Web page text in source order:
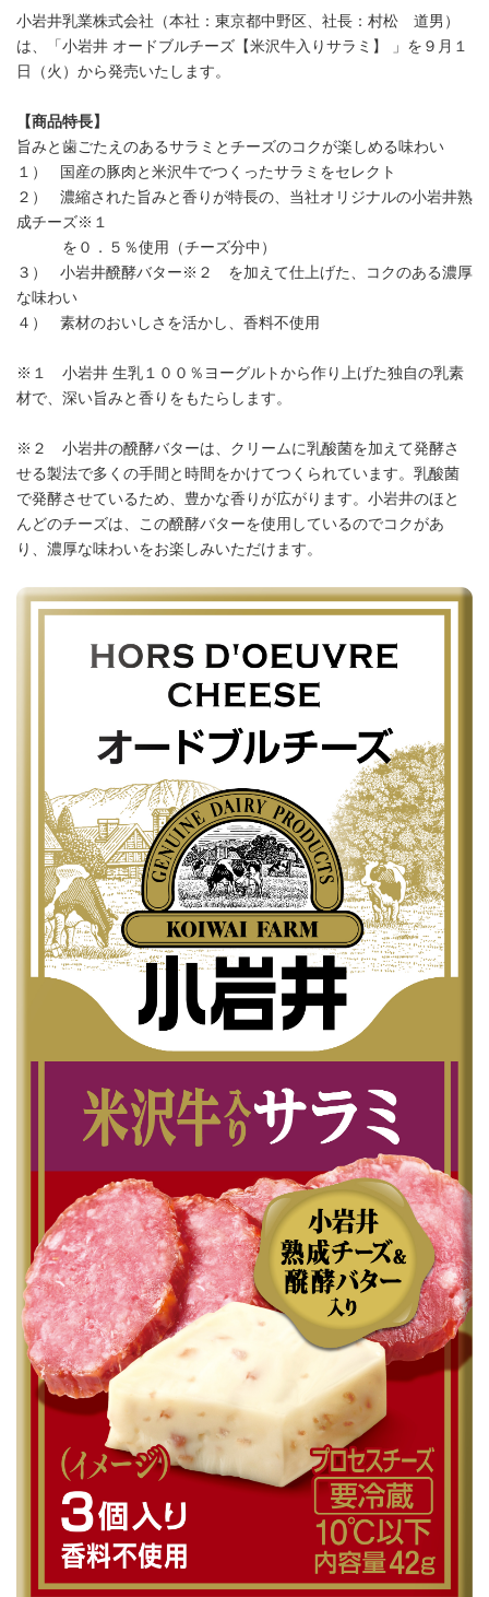
小岩井乳業株式会社（本社：東京都中野区、社長：村松 道男）
は、「小岩井 オードブルチーズ【米沢牛入りサラミ】 」を９月１
日（火）から発売いたします。
【商品特長】
旨みと歯ごたえのあるサラミとチーズのコクが楽しめる味わい
１） 国産の豚肉と米沢牛でつくったサラミをセレクト
２） 濃縮された旨みと香りが特長の、当社オリジナルの小岩井熟
成チーズ※１
を０．５％使用（チーズ分中）
３） 小岩井醗酵バター※２ を加えて仕上げた、コクのある濃厚
な味わい
４） 素材のおいしさを活かし、香料不使用
※１ 小岩井 生乳１００％ヨーグルトから作り上げた独自の乳素
材で、深い旨みと香りをもたらします。
※２ 小岩井の醗酵バターは、クリームに乳酸菌を加えて発酵さ
せる製法で多くの手間と時間をかけてつくられています。乳酸菌
で発酵させているため、豊かな香りが広がります。小岩井のほと
んどのチーズは、この醗酵バターを使用しているのでコクがあ
り、濃厚な味わいをお楽しみいただけます。